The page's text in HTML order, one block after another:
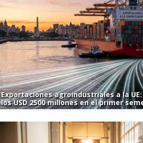
Exportaciones agroindustriales a la
los USD 2500 millones en el primer